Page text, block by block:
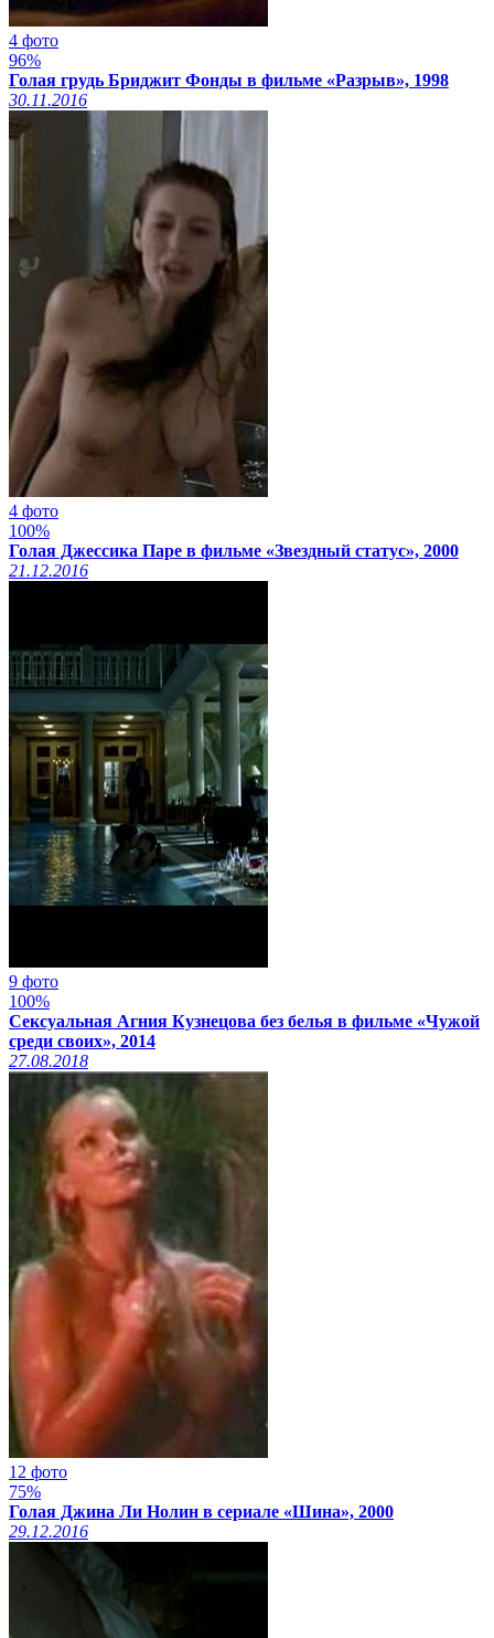
4 фото
96%
Голая грудь Бриджит Фонды в фильме «Разрыв», 1998
30.11.2016
4 фото
100%
Голая Джессика Паре в фильме «Звездный статус», 2000
21.12.2016
9 фото
100%
Сексуальная Агния Кузнецова без белья в фильме «Чужой
среди своих», 2014
27.08.2018
12 фото
75%
Голая Джина Ли Нолин в сериале «Шина», 2000
29.12.2016